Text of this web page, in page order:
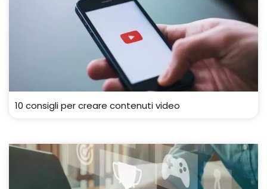
10 consigli per creare contenuti video